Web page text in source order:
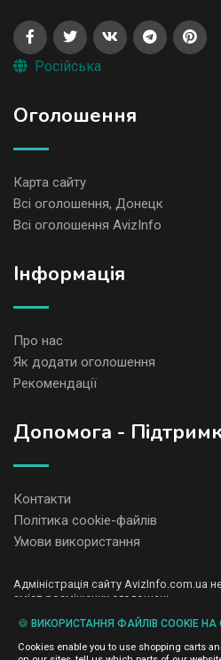
Російська
Оголошення
Карта сайту
Всі оголошення, Донецк
Всі оголошення AvizInfo
Iнформація
Про нас
Як додати оголошення
Рекомендації
Допомога -
Контакти
Політика cookie-файлів
Умови використання
Адміністрація сайту AvizInfo.com.ua
зміст розміщених оголошень.
і не продаємо особисту інформацію
AvizInfo.com.ua третім особам. Ми не
конфіденційності сайтів на які
🍪 ВИКОРИСТАННЯ ФАЙЛІВ COOKIE НА
Cookies enable you to use shopping carts